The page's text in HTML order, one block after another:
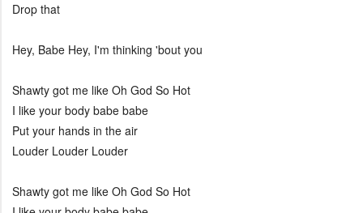
Drop that
Hey, Babe Hey, I'm thinking 'bout you
Shawty got me like Oh God So Hot
I like your body babe babe
Put your hands in the air
Louder Louder Louder
Shawty got me like Oh God So Hot